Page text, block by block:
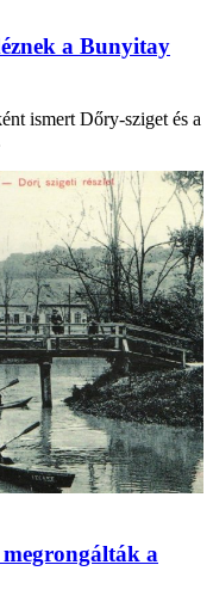
a Bunyitay
ismert Dőry-sziget és a
a